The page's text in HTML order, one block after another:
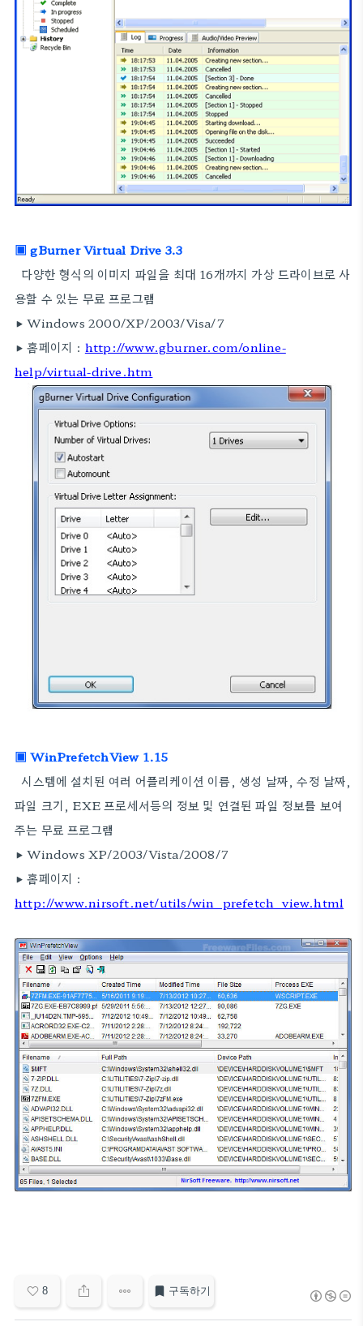
▣ gBurner Virtual Drive 3.3
다양한 형식의 이미지 파일을 최대 16개까지 가상 드라이브로 사
용할 수 있는 무료 프로그램
▶ Windows 2000/XP/2003/Visa/7
▶ 홈페이지 : http://www.gburner.com/online-
help/virtual-drive.htm
▣ WinPrefetchView 1.15
시스템에 설치된 여러 어플리케이션 이름, 생성 날짜, 수정 날짜,
파일 크기, EXE 프로세서등의 정보 및 연결된 파일 정보를 보여
주는 무료 프로그램
▶ Windows XP/2003/Vista/2008/7
▶ 홈페이지 :
http://www.nirsoft.net/utils/win_prefetch_view.html
8 구독하기